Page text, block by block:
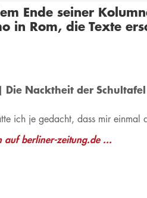
Ende seiner
in Rom, die Texte
Die Nacktheit der Schultafel
ich je gedacht, dass mir einmal
auf berliner-zeitung.de ...